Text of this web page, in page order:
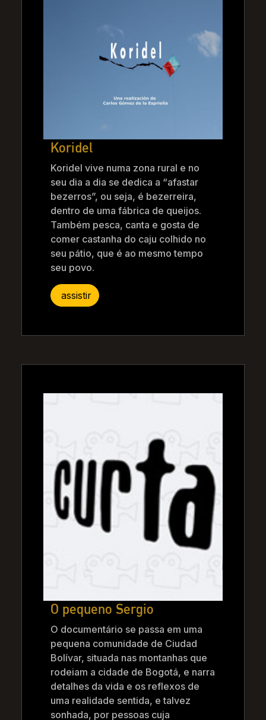
Koridel
Koridel vive numa zona rural e no
seu dia a dia se dedica a “afastar
bezerros”, ou seja, é bezerreira,
dentro de uma fábrica de queijos.
Também pesca, canta e gosta de
comer castanha do caju colhido no
seu pátio, que é ao mesmo tempo
seu povo.
assistir
O pequeno Sergio
O documentário se passa em uma
pequena comunidade de Ciudad
Bolívar, situada nas montanhas que
rodeiam a cidade de Bogotá, e narra
detalhes da vida e os reflexos de
uma realidade sentida, e talvez
sonhada, por pessoas cuja